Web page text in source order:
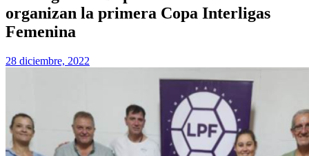
organizan la primera Copa Interligas
Femenina
28 diciembre, 2022